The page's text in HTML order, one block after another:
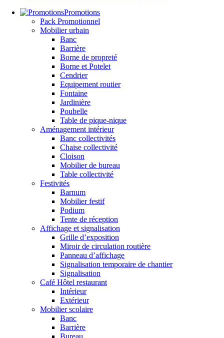
Promotions
Pack Promotionnel
Mobilier urbain
Banc
Barrière
Borne de propreté
Borne et Potelet
Cendrier
Equipement routier
Fontaine
Jardinière
Poubelle
Table de pique-nique
Aménagement intérieur
Banc collectivités
Chaise collectivité
Cloison
Mobilier de bureau
Table collectivité
Festivités
Barnum
Mobilier festif
Podium
Tente de réception
Affichage et signalisation
Grille d’exposition
Miroir de circulation routière
Panneau d’affichage
Signalisation temporaire de chantier
Signalisation
Café Hôtel restaurant
Intérieur
Extérieur
Mobilier scolaire
Banc
Barrière
Bureau